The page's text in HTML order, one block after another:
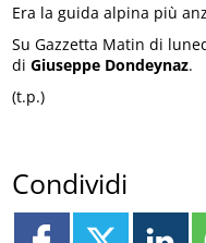
Era la guida alpina più
Su Gazzetta Matin di
diGiuseppe Dondeynaz.
(t.p.)
Condividi